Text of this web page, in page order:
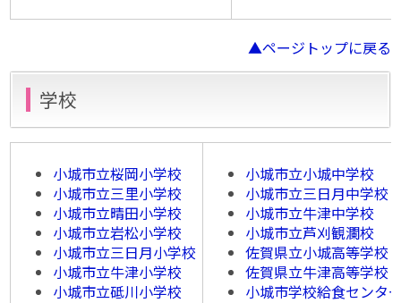
▲ページトップに戻る
学校
小城市立桜岡小学校
小城市立三里小学校
小城市立晴田小学校
小城市立岩松小学校
小城市立三日月小学校
小城市立牛津小学校
小城市立砥川小学校
小城市立小城中学校
小城市立三日月中学校
小城市立牛津中学校
小城市立芦刈観瀾校
佐賀県立小城高等学校
佐賀県立牛津高等学校
小城市学校給食センタ